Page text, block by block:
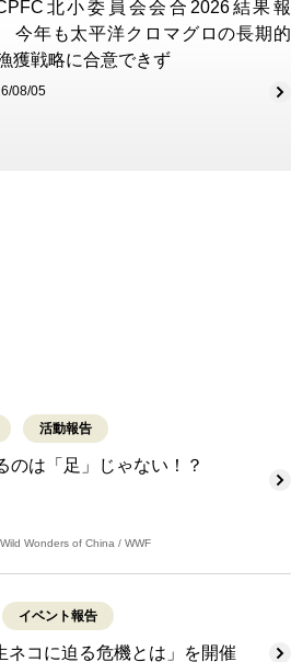
北小委員会会合2026結果報
年も太平洋クロマグロの長期的
獲戦略に合意できず
08/05
活動報告
のは「足」じゃない！？
Wonders of China / WWF
イベント報告
ネコに迫る危機とは」を開催